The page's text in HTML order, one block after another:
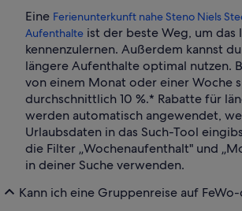
Eine Ferienunterkunft nahe Steno Niels
Aufenthalte ist der beste Weg, um das
kennenzulernen. Außerdem kannst
längere Aufenthalte optimal nutzen.
von einem Monat oder einer Woche
durchschnittlich 10 %.* Rabatte für
werden automatisch angewendet,
Urlaubsdaten in das Such-Tool
die Filter „Wochenaufenthalt" und
in deiner Suche verwenden.
Kann ich eine Gruppenreise auf